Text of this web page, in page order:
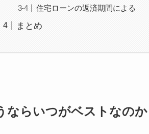
住宅ローンの返済期間による
まとめ
ならいつがベストなの